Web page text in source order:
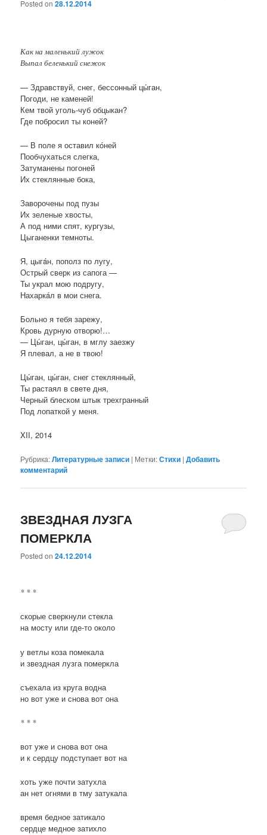
Posted on28.12.2014
Как на маленький лужок
Выпал беленький снежок
— Здравствуй, снег, бессонный цы́ган,
Погоди, не каменей!
Кем твой уголь-чуб обцыкан?
Где побросил ты коней?
— В поле я оставил кóней
Пообчухаться слегка,
Затуманены погоней
Их стеклянные бока,
Заворочены под пузы
Их зеленые хвосты,
А под ними спят, кургузы,
Цыганенки темноты.
Я, цыгáн, пополз по лугу,
Острый сверк из сапога —
Ты украл мою подругу,
Нахаркáл в мои снега.
Больно я тебя зарежу,
Кровь дурную отворю!…
— Цы́ган, цы́ган, в мглу заезжу
Я плевал, а не в твою!
Цы́ган, цы́ган, снег стеклянный,
Ты растаял в свете дня,
Черный блеском штык трехгранный
Под лопаткой у меня.
XII, 2014
Рубрика:Литературные записи | Метки:Стихи |Добавить
комментарий
ЗВЕЗДНАЯ ЛУЗГА
ПОМЕРКЛА
Posted on24.12.2014
* * *
скорые сверкнули стекла
на мосту или где-то около
у ветлы коза помекала
и звездная лузга померкла
съехала из круга водна
но вот уже и снова вот она
* * *
вот уже и снова вот она
и к сердцу подступает вот на
хоть уже почти затухла
ан нет огнями в тму затукала
время бедное затикало
сердце медное затихло